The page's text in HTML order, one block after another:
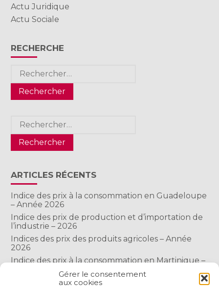
Gérer le consentement
aux cookies
Actu Juridique
Actu Sociale
RECHERCHE
Rechercher :
Rechercher :
ARTICLES RÉCENTS
Indice des prix à la consommation en Guadeloupe
– Année 2026
Indice des prix de production et d’importation de
l’industrie – 2026
Indices des prix des produits agricoles – Année
2026
Indice des prix à la consommation en Martinique –
Indice des prix à la consommation à Mayotte –